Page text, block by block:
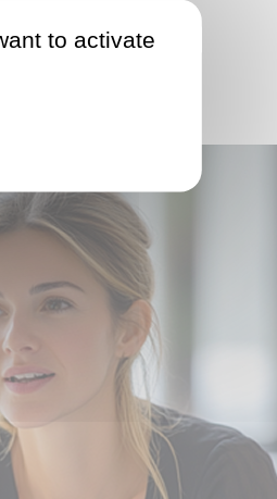
to activate